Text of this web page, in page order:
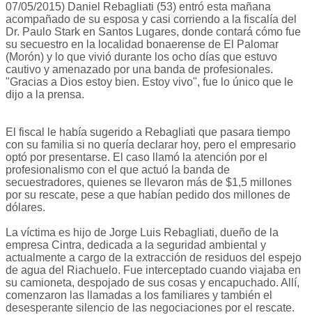
07/05/2015) Daniel Rebagliati (53) entró esta mañana
acompañado de su esposa y casi corriendo a la fiscalía del
Dr. Paulo Stark en Santos Lugares, donde contará cómo fue
su secuestro en la localidad bonaerense de El Palomar
(Morón) y lo que vivió durante los ocho días que estuvo
cautivo y amenazado por una banda de profesionales.
"Gracias a Dios estoy bien. Estoy vivo", fue lo único que le
dijo a la prensa.
El fiscal le había sugerido a Rebagliati que pasara tiempo
con su familia si no quería declarar hoy, pero el empresario
optó por presentarse. El caso llamó la atención por el
profesionalismo con el que actuó la banda de
secuestradores, quienes se llevaron más de $1,5 millones
por su rescate, pese a que habían pedido dos millones de
dólares.
La víctima es hijo de Jorge Luis Rebagliati, dueño de la
empresa Cintra, dedicada a la seguridad ambiental y
actualmente a cargo de la extracción de residuos del espejo
de agua del Riachuelo. Fue interceptado cuando viajaba en
su camioneta, despojado de sus cosas y encapuchado. Allí,
comenzaron las llamadas a los familiares y también el
desesperante silencio de las negociaciones por el rescate.